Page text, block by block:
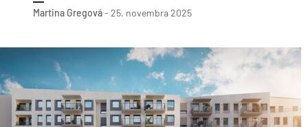
Martina Gregová- 25. novembra 2025